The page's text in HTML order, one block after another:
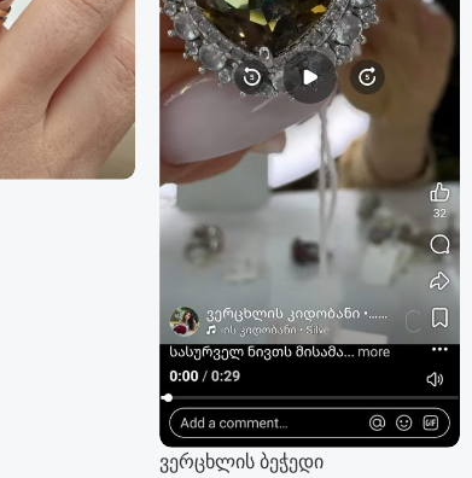
ვერცხლის ბეჭედი